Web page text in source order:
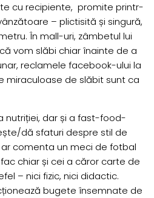
cu recipiente, promite printr-
– plictisită și singură,
În mall-uri, zâmbetul lui
vom slăbi chiar înainte de a
reclamele facebook-ului la
miraculoase de slăbit sunt ca
nutriției, dar și a fast-food-
dă sfaturi despre stil de
comenta un meci de fotbal
chiar și cei a căror carte de
– nici fizic, nici didactic.
bugete însemnate de